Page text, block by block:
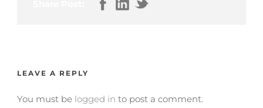
LEAVE A REPLY
You must be logged in to post a comment.